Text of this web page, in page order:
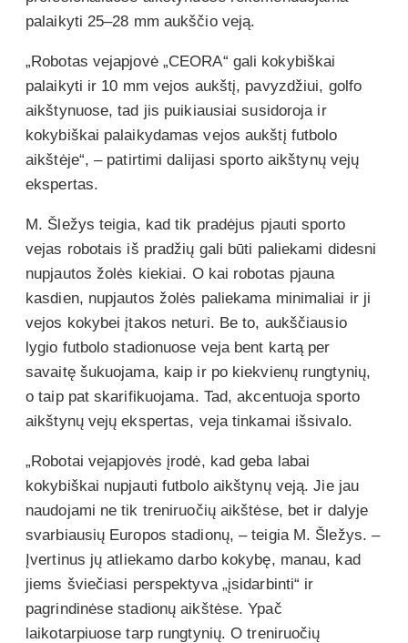
palaikyti 25–28 mm aukščio veją.
„Robotas vejapjovė „CEORA“ gali kokybiškai
palaikyti ir 10 mm vejos aukštį, pavyzdžiui, golfo
aikštynuose, tad jis puikiausiai susidoroja ir
kokybiškai palaikydamas vejos aukštį futbolo
aikštėje“, – patirtimi dalijasi sporto aikštynų vejų
ekspertas.
M. Šležys teigia, kad tik pradėjus pjauti sporto
vejas robotais iš pradžių gali būti paliekami didesni
nupjautos žolės kiekiai. O kai robotas pjauna
kasdien, nupjautos žolės paliekama minimaliai ir ji
vejos kokybei įtakos neturi. Be to, aukščiausio
lygio futbolo stadionuose veja bent kartą per
savaitę šukuojama, kaip ir po kiekvienų rungtynių,
o taip pat skarifikuojama. Tad, akcentuoja sporto
aikštynų vejų ekspertas, veja tinkamai išsivalo.
„Robotai vejapjovės įrodė, kad geba labai
kokybiškai nupjauti futbolo aikštynų veją. Jie jau
naudojami ne tik treniruočių aikštėse, bet ir dalyje
svarbiausių Europos stadionų, – teigia M. Šležys. –
Įvertinus jų atliekamo darbo kokybę, manau, kad
jiems šviečiasi perspektyva „įsidarbinti“ ir
pagrindinėse stadionų aikštėse. Ypač
laikotarpiuose tarp rungtynių. O treniruočių